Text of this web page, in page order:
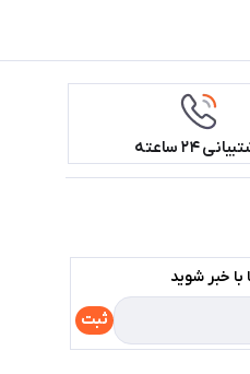
۲۴ ساعته
خبر شوید
ثبت